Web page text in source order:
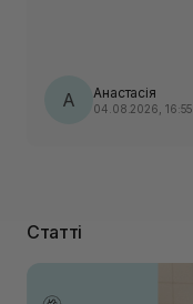
А Анастасія
04.08.2026, 16:55
Статті